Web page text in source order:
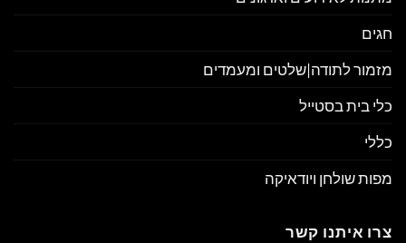
חגים
מזמור לתודה|שלטים ומעמדים
כלי בית בסטייל
כללי
מפות שולחן ויודאיקה
צרו איתנו קשר